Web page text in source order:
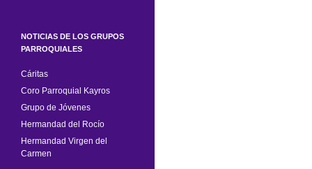
NOTICIAS DE LOS GRUPOS
PARROQUIALES
Cáritas
Coro Parroquial Kayros
Grupo de Jóvenes
Hermandad del Rocío
Hermandad Virgen del
Carmen